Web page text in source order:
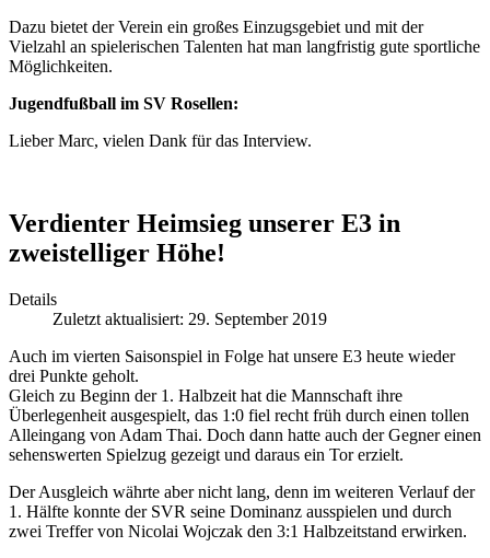
Dazu bietet der Verein ein großes Einzugsgebiet und mit der
Vielzahl an spielerischen Talenten hat man langfristig gute sportliche
Möglichkeiten.
Jugendfußball im SV Rosellen:
Lieber Marc, vielen Dank für das Interview.
Verdienter Heimsieg unserer E3 in
zweistelliger Höhe!
Details
Zuletzt aktualisiert: 29. September 2019
Auch im vierten Saisonspiel in Folge hat unsere E3 heute wieder
drei Punkte geholt.
Gleich zu Beginn der 1. Halbzeit hat die Mannschaft ihre
Überlegenheit ausgespielt, das 1:0 fiel recht früh durch einen tollen
Alleingang von Adam Thai. Doch dann hatte auch der Gegner einen
sehenswerten Spielzug gezeigt und daraus ein Tor erzielt.
Der Ausgleich währte aber nicht lang, denn im weiteren Verlauf der
1. Hälfte konnte der SVR seine Dominanz ausspielen und durch
zwei Treffer von Nicolai Wojczak den 3:1 Halbzeitstand erwirken.